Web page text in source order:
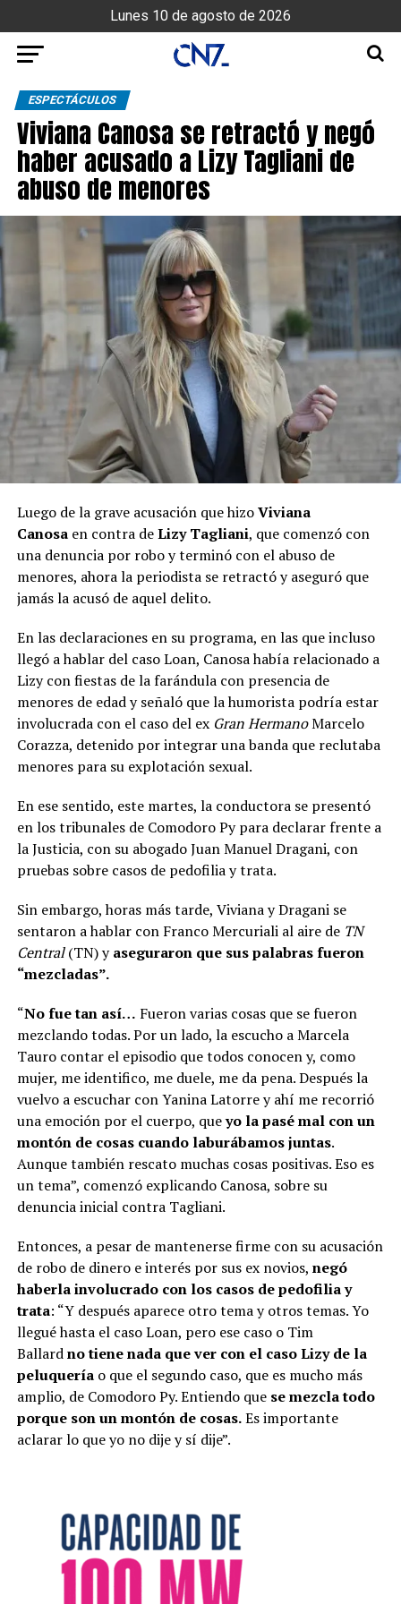
Lunes 10 de agosto de 2026
ESPECTÁCULOS
Viviana Canosa se retractó y negó
haber acusado a Lizy Tagliani de
abuso de menores
Luego de la grave acusación que hizoViviana
Canosaen contra deLizy Tagliani, que comenzó con
una denuncia por robo y terminó con el abuso de
menores, ahora la periodista se retractó y aseguró que
jamás la acusó de aquel delito.
En las declaraciones en su programa, en las que incluso
llegó a hablar del caso Loan, Canosa había relacionado a
Lizy con fiestas de la farándula con presencia de
menores de edad y señaló que la humorista podría estar
involucrada con el caso del ex Gran HermanoMarcelo
Corazza, detenido por integrar una banda que reclutaba
menores para su explotación sexual.
En ese sentido, este martes, la conductora se presentó
en los tribunales de Comodoro Py para declarar frente a
la Justicia, con su abogado Juan Manuel Dragani, con
pruebas sobre casos de pedofilia y trata.
Sin embargo, horas más tarde, Viviana y Dragani se
sentaron a hablar con Franco Mercuriali al aire de TN
Central(TN) yaseguraron que sus palabras fueron
“mezcladas”.
“No fue tan así… Fueron varias cosas que se fueron
mezclando todas. Por un lado, la escucho a Marcela
Tauro contar el episodio que todos conocen y, como
mujer, me identifico, me duele, me da pena. Después la
vuelvo a escuchar con Yanina Latorre y ahí me recorrió
una emoción por el cuerpo, queyo la pasé mal con un
montón de cosas cuando laburábamos juntas.
Aunque también rescato muchas cosas positivas. Eso es
un tema”, comenzó explicando Canosa, sobre su
denuncia inicial contra Tagliani.
Entonces, a pesar de mantenerse firme con su acusación
de robo de dinero e interés por sus ex novios, negó
haberla involucrado con los casos de pedofilia y
trata: “Y después aparece otro tema y otros temas. Yo
llegué hasta el caso Loan, pero ese caso o Tim
Ballardno tiene nada que ver con el caso Lizy de la
peluqueríao que el segundo caso, que es mucho más
amplio, de Comodoro Py. Entiendo quese mezcla todo
porque son un montón de cosas.Es importante
aclarar lo que yo no dije y sí dije”.